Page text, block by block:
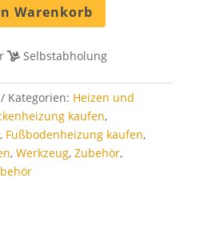
Warenkorb
Selbstabholung
Kategorien: Heizen und
kaufen,
, Fußbodenheizung kaufen,
, Werkzeug, Zubehör,